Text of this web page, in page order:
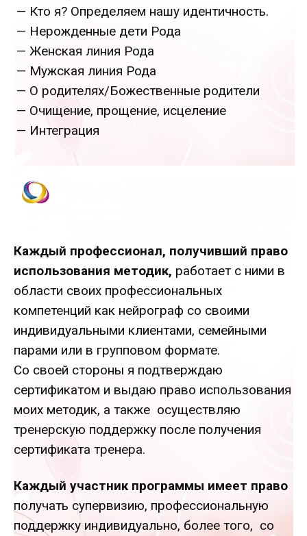
— Кто я? Определяем нашу идентичность.
— Нерожденные дети Рода
— Женская линия Рода
— Мужская линия Рода
— О родителях/Божественные родители
— Очищение, прощение, исцеление
— Интеграция
Каждый профессионал, получивший право
использования методик, работает с ними в
области своих профессиональных
компетенций как нейрограф со своими
индивидуальными клиентами, семейными
парами или в групповом формате.
Со своей стороны я подтверждаю
сертификатом и выдаю право использования
моих методик, а также осуществляю
тренерскую поддержку после получения
сертификата тренера.
Каждый участник программы имеет право
получать супервизию, профессиональную
поддержку индивидуально, более того, со